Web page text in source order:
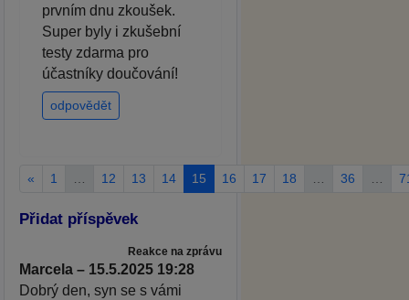
prvním dnu zkoušek.
Super byly i zkušební
testy zdarma pro
účastníky doučování!
odpovědět
« 1 12 13 14 15 16 17 18 36
Přidat příspěvek
Reakce na zprávu
Marcela – 15.5.2025 19:28
Dobrý den, syn se s vámi